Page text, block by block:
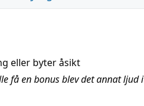
eller byter åsikt
få en bonus blev det annat ljud i